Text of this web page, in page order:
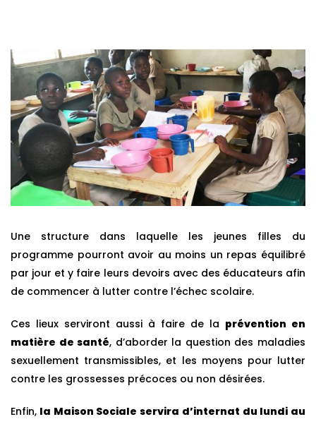
Une structure dans laquelle les jeunes filles du
programme pourront avoir au moins un repas équilibré
par jour et y faire leurs devoirs avec des éducateurs afin
de commencer à lutter contre l’échec scolaire.
Ces lieux serviront aussi à faire de la prévention en
matière de santé, d’aborder la question des maladies
sexuellement transmissibles, et les moyens pour lutter
contre les grossesses précoces ou non désirées.
Enfin, la Maison Sociale servira d’internat du lundi au